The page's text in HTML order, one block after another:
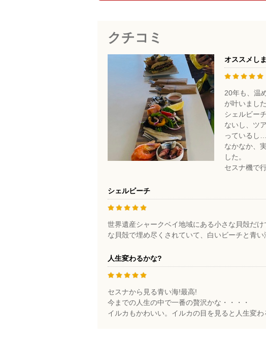
クチコミ
オススメし
20年も、温
が叶いました
シェルビー
ないし、ツ
っているし…
なかなか、
した。
セスナ機で
シェルビーチ
世界遺産シャークベイ地域にある小さな貝殻だ
な貝殻で埋め尽くされていて、白いビーチと青
人生変わるかな?
セスナから見る青い海!最高!
今までの人生の中で一番の贅沢かな・・・・
イルカもかわいい。イルカの目を見ると人生変